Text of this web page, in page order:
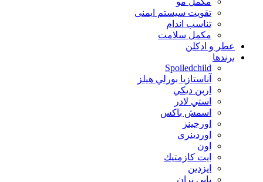
تقویت سیستم ایمنی
تناسب اندام
مکمل سلامت
عطر و ادکلن
برندها
Spoiledchild
آناستازيا بورلي هيلز
اربن ديكي
استي لادر
اسمش باكس
اورجينز
اوردينري
اون
ايت كازمتيك
ايزدين
بابي بران